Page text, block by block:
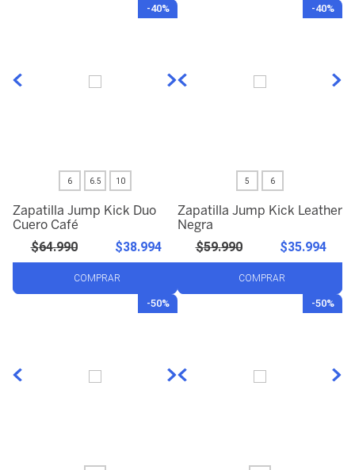
-40%
6 6.5 10
Zapatilla Jump Kick Duo
Cuero Café
$64.990 $38.994
COMPRAR
-40%
5 6
Zapatilla Jump Kick Leather
Negra
$59.990 $35.994
COMPRAR
-50% -50%